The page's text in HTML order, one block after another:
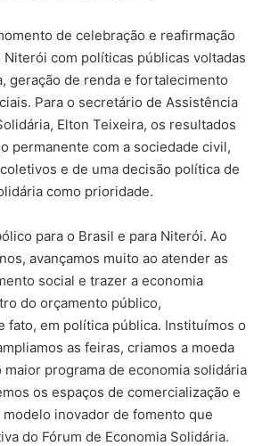
de celebração e reafirmação
com políticas públicas voltadas
geração de renda e fortalecimento
Para o secretário de Assistência
Elton Teixeira, os resultados
permanente com a sociedade civil,
e de uma decisão política de
como prioridade.
para o Brasil e para Niterói. Ao
avançamos muito ao atender as
social e trazer a economia
do orçamento público,
fato, em política pública. Instituímos o
as feiras, criamos a moeda
programa de economia solidária
os espaços de comercialização e
inovador de fomento que
do Fórum de Economia Solidária.